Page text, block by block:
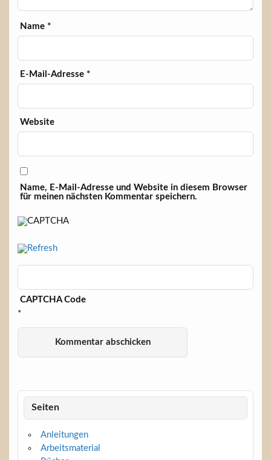
Name *
E-Mail-Adresse *
Website
Name, E-Mail-Adresse und Website in diesem Browser
für meinen nächsten Kommentar speichern.
CAPTCHA Code
*
Seiten
Anleitungen
Arbeitsmaterial